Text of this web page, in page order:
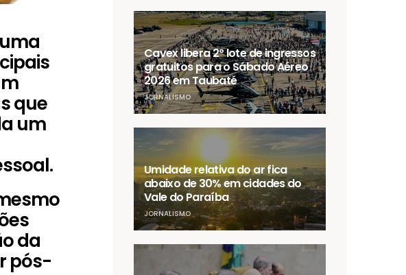
que
um
da
pós-
Cavex libera 2º lote de ingressos
gratuitos para o Sábado Aéreo
2026 em Taubaté
JORNALISMO
Umidade relativa do ar fica
abaixo de 30% em cidades do
Vale do Paraíba
JORNALISMO